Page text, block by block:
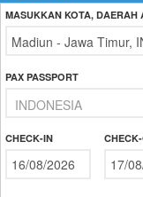
MASUKKAN KOTA, DAERAH
PAX PASSPORT
CHECK-IN